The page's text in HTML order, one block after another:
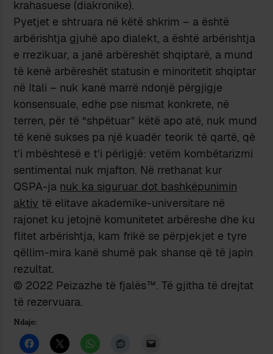
krahasuese (diakronike).
Pyetjet e shtruara në këtë shkrim – a është
arbërishtja gjuhë apo dialekt, a është arbërishtja
e rrezikuar, a janë arbëreshët shqiptarë, a mund
të kenë arbëreshët statusin e minoritetit shqiptar
në Itali – nuk kanë marrë ndonjë përgjigje
konsensuale, edhe pse nismat konkrete, në
terren, për të “shpëtuar” këtë apo atë, nuk mund
të kenë sukses pa një kuadër teorik të qartë, që
t’i mbështesë e t’i përligjë: vetëm kombëtarizmi
sentimental nuk mjafton. Në rrethanat kur
QSPA-ja nuk ka siguruar dot bashkëpunimin
aktiv të elitave akademike-universitare në
rajonet ku jetojnë komunitetet arbëreshe dhe ku
flitet arbërishtja, kam frikë se përpjekjet e tyre
qëllim-mira kanë shumë pak shanse që të japin
rezultat.
© 2022 Peizazhe të fjalës™. Të gjitha të drejtat
të rezervuara.
Ndaje: